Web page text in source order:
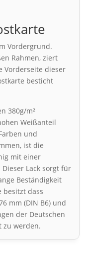
Vordergrund.
Rahmen, ziert
Vorderseite dieser
besticht
380g/m²
Weißanteil
und
ist die
mit einer
Lack sorgt für
Beständigkeit
besitzt dass
mm (DIN B6) und
der Deutschen
zu werden.